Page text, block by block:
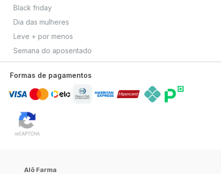
Black friday
Dia das mulheres
Leve + por menos
Semana do aposentado
Formas de pagamentos
Alô Farma